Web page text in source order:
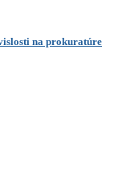
na prokuratúre